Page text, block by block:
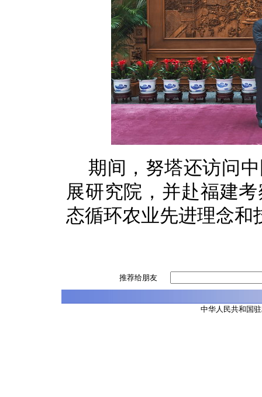
期间，努塔还访问
展研究院，并赴福建
态循环农业先进理念和
推荐给朋友
中华人民共和国